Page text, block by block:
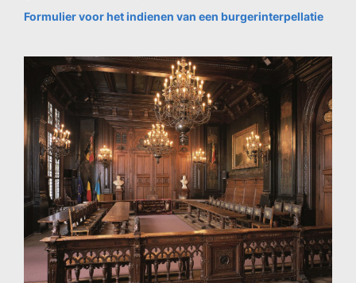
Formulier voor het indienen van een burgerinterpellatie